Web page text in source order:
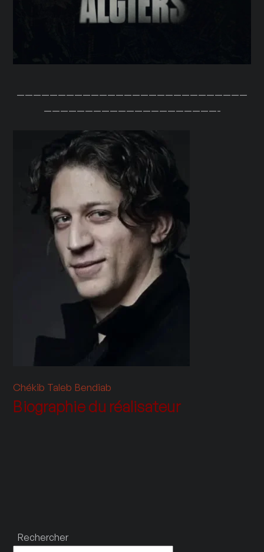
————————————————————————————
—————————————————————-
Chékib Taleb Bendiab
Biographie du réalisateur
Rechercher